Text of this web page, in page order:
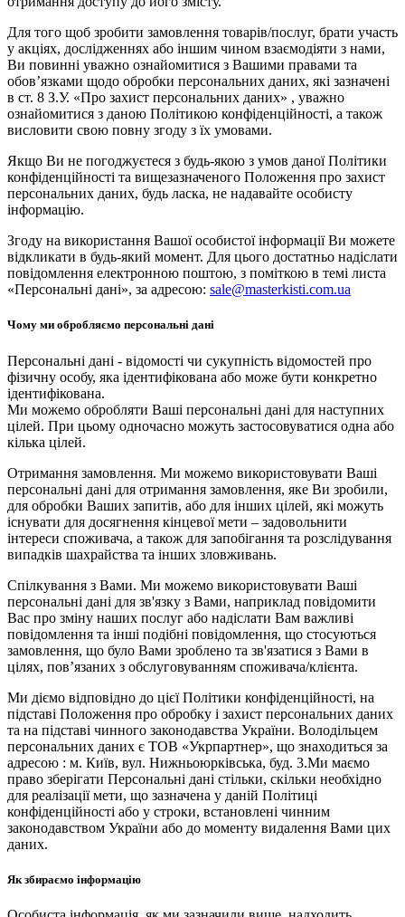
Для того щоб зробити замовлення товарів/послуг, брати участь
у акціях, дослідженнях або іншим чином взаємодіяти з нами,
Ви повинні уважно ознайомитися з Вашими правами та
обов’язками щодо обробки персональних даних, які зазначені
в ст. 8 З.У. «Про захист персональних даних» , уважно
ознайомитися з даною Політикою конфіденційності, а також
висловити свою повну згоду з їх умовами.
Якщо Ви не погоджуєтеся з будь-якою з умов даної Політики
конфіденційності та вищезазначеного Положення про захист
персональних даних, будь ласка, не надавайте особисту
інформацію.
Згоду на використання Вашої особистої інформації Ви можете
відкликати в будь-який момент. Для цього достатньо надіслати
повідомлення електронною поштою, з поміткою в темі листа
«Персональні дані», за адресою: sale@masterkisti.com.ua
Чому ми обробляємо персональні дані
Персональні дані - відомості чи сукупність відомостей про
фізичну особу, яка ідентифікована або може бути конкретно
ідентифікована.
Ми можемо обробляти Ваші персональні дані для наступних
цілей. При цьому одночасно можуть застосовуватися одна або
кілька цілей.
Отримання замовлення. Ми можемо використовувати Ваші
персональні дані для отримання замовлення, яке Ви зробили,
для обробки Ваших запитів, або для інших цілей, які можуть
існувати для досягнення кінцевої мети – задовольнити
інтереси споживача, а також для запобігання та розслідування
випадків шахрайства та інших зловживань.
Спілкування з Вами. Ми можемо використовувати Ваші
персональні дані для зв'язку з Вами, наприклад повідомити
Вас про зміну наших послуг або надіслати Вам важливі
повідомлення та інші подібні повідомлення, що стосуються
замовлення, що було Вами зроблено та зв'язатися з Вами в
цілях, пов’язаних з обслуговуванням споживача/клієнта.
Ми діємо відповідно до цієї Політики конфіденційності, на
підставі Положення про обробку і захист персональних даних
та на підставі чинного законодавства України. Володільцем
персональних даних є ТОВ «Укрпартнер», що знаходиться за
адресою : м. Київ, вул. Нижньоюркiвська, буд. 3.Ми маємо
право зберігати Персональні дані стільки, скільки необхідно
для реалізації мети, що зазначена у даній Політиці
конфіденційності або у строки, встановлені чинним
законодавством України або до моменту видалення Вами цих
даних.
Як збираємо інформацію